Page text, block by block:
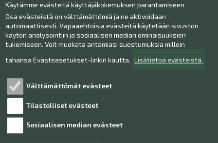
Käytämme evästeitä käyttäjäkokemuksen parantamiseen
Osa evästeistä on välttämättömiä ja ne aktivoidaan
automaattisesti. Vapaaehtoisia evästeitä käytetään sivuston
käytön analysointiin ja sosiaalisen median ominaisuuksien
tukemiseen. Voit muokata antamiasi suostumuksia milloin
tahansa Evästeasetukset-linkin kautta. Lisätietoa evästeistä.
Välttämättömät evästeet
Tilastolliset evästeet
Sosiaalisen median evästeet
Yhteystiedot
Henkilökunta
Anna palautetta
Museo Facebookissa
Museo Instagramissa